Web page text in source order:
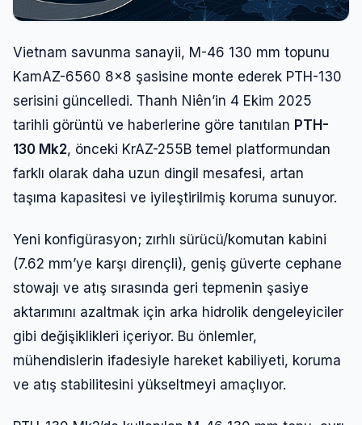
Vietnam savunma sanayii, M-46 130 mm topunu
KamAZ-6560 8×8 şasisine monte ederek PTH-130
serisini güncelledi. Thanh Niên’in 4 Ekim 2025
tarihli görüntü ve haberlerine göre tanıtılan PTH-
130 Mk2, önceki KrAZ-255B temel platformundan
farklı olarak daha uzun dingil mesafesi, artan
taşıma kapasitesi ve iyileştirilmiş koruma sunuyor.
Yeni konfigürasyon; zırhlı sürücü/komutan kabini
(7.62 mm’ye karşı dirençli), geniş güverte cephane
stowajı ve atış sırasında geri tepmenin şasiye
aktarımını azaltmak için arka hidrolik dengeleyiciler
gibi değişiklikleri içeriyor. Bu önlemler,
mühendislerin ifadesiyle hareket kabiliyeti, koruma
ve atış stabilitesini yükseltmeyi amaçlıyor.